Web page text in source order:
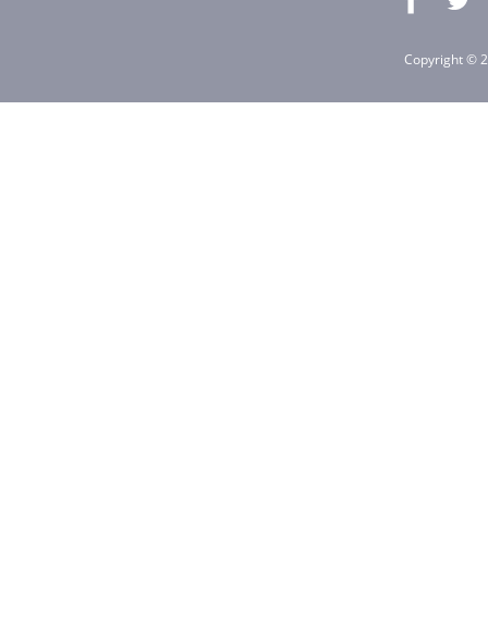
Copyright ©